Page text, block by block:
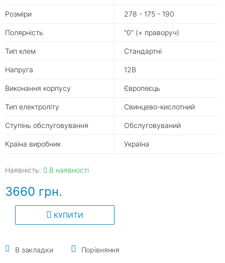
Розміри 278 - 175 - 190
Полярність "0" (+ праворуч)
Тип клем Стандартні
Напруга 12В
Виконання корпусу Європеєць
Тип електроліту Свинцево-кислотний
Ступінь обслуговування Обслуговуваний
Країна виробник Україна
Наявність: В наявності
3660 грн.
КУПИТИ
В закладки Порівняння